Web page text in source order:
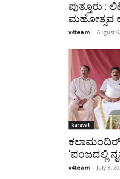
ಪುತ್ತೂರು :
ಮಹೋತ್ಸವ
v4team - August
karavali
ಕಲಾಮಂದಿರ್
‘ಪಂಜದಲ್ಲಿ
v4team - July 8,